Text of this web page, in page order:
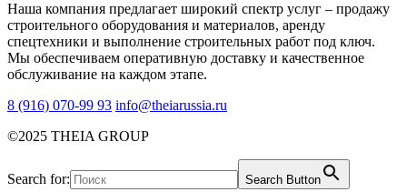
Наша компания предлагает широкий спектр услуг – продажу
строительного оборудования и материалов, аренду
спецтехники и выполнение строительных работ под ключ.
Мы обеспечиваем оперативную доставку и качественное
обслуживание на каждом этапе.
8 (916) 070-99 93 info@theiarussia.ru
©2025 THEIA GROUP
Search for: Search Button